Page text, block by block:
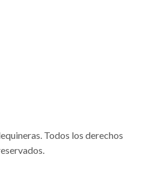
Todos los derechos